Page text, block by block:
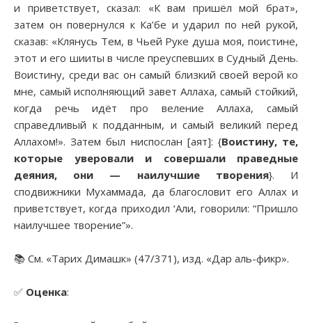
и приветствует, сказал: «К вам пришёл мой брат»,
затем он повернулся к Ка’бе и ударил по ней рукой,
сказав: «Клянусь Тем, в Чьей Руке душа моя, поистине,
этот и его шииты в числе преуспевших в Судный День.
Воистину, среди вас он самый близкий своей верой ко
мне, самый исполняющий завет Аллаха, самый стойкий,
когда речь идёт про веление Аллаха, самый
справедливый к подданным, и самый великий перед
Аллахом!». Затем был ниспослан [аят]: {Воистину, те,
которые уверовали и совершали праведные
деяния, они — наилучшие творения}. И
сподвижники Мухаммада, да благословит его Аллах и
приветствует, когда приходил ‘Али, говорили: “Пришло
наилучшее творение”».
📚 См. «Тарих Димашк» (47/371), изд. «Дар аль-фикр».
✅ Оценка: